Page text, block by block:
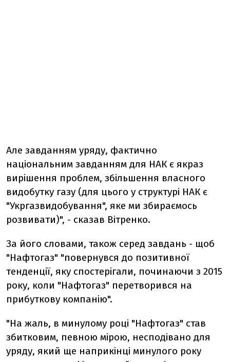
Але завданням уряду, фактично
національним завданням для НАК є якраз
вирішення проблем, збільшення власного
видобутку газу (для цього у структурі НАК є
"Укргазвидобування", яке ми збираємось
розвивати)", - сказав Вітренко.
За його словами, також серед завдань - щоб
"Нафтогаз" "повернувся до позитивної
тенденції, яку спостерігали, починаючи з 2015
року, коли "Нафтогаз" перетворився на
прибуткову компанію".
"На жаль, в минулому році "Нафтогаз" став
збитковим, певною мірою, несподівано для
уряду, який ще наприкінці минулого року